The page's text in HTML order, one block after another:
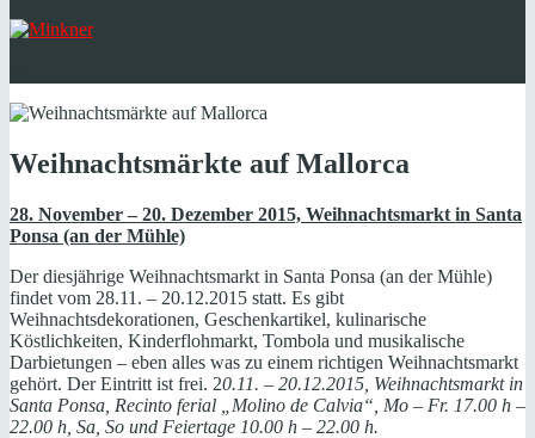
Weihnachtsmärkte auf Mallorca
28. November – 20. Dezember 2015, Weihnachtsmarkt in Santa
Ponsa (an der Mühle)
Der diesjährige Weihnachtsmarkt in Santa Ponsa (an der Mühle)
findet vom 28.11. – 20.12.2015 statt. Es gibt
Weihnachtsdekorationen, Geschenkartikel, kulinarische
Köstlichkeiten, Kinderflohmarkt, Tombola und musikalische
Darbietungen – eben alles was zu einem richtigen Weihnachtsmarkt
gehört. Der Eintritt ist frei. 20.11. – 20.12.2015, Weihnachtsmarkt in
Santa Ponsa, Recinto ferial „Molino de Calvia“, Mo – Fr. 17.00 h –
22.00 h, Sa, So und Feiertage 10.00 h – 22.00 h.